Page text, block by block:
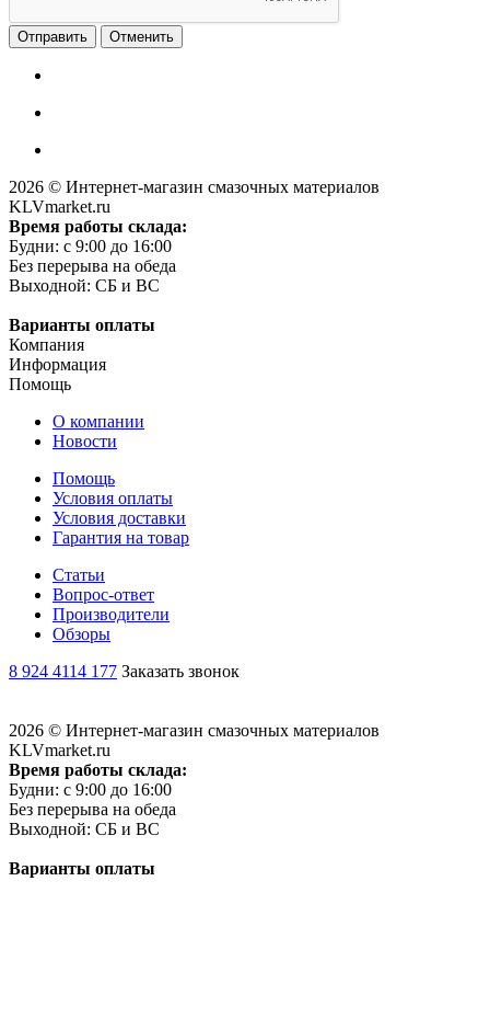
Отменить
2026 © Интернет-магазин смазочных материалов
KLVmarket.ru
Время работы склада:
Будни: c 9:00 до 16:00
Без перерыва на обеда
Выходной: СБ и ВС
Варианты оплаты
Компания
Информация
Помощь
О компании
Новости
Помощь
Условия оплаты
Условия доставки
Гарантия на товар
Статьи
Вопрос-ответ
Производители
Обзоры
8 924 4114 177 Заказать звонок
2026 © Интернет-магазин смазочных материалов
KLVmarket.ru
Время работы склада:
Будни: c 9:00 до 16:00
Без перерыва на обеда
Выходной: СБ и ВС
Варианты оплаты